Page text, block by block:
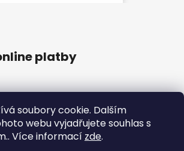
soubory cookie. Dalším
webu vyjadřujete souhlas s
Více informací zde.
platby
Instagram